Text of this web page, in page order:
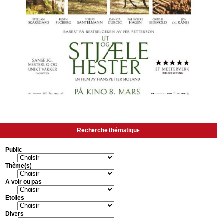
Recherche thématique
Public
Thème(s)
A voir ou pas
Etoiles
Divers